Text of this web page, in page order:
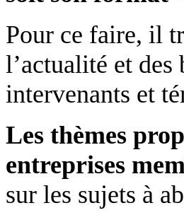
Pour ce faire, il
l’actualité et des
intervenants et
Les thèmes
entreprises
sur les sujets à